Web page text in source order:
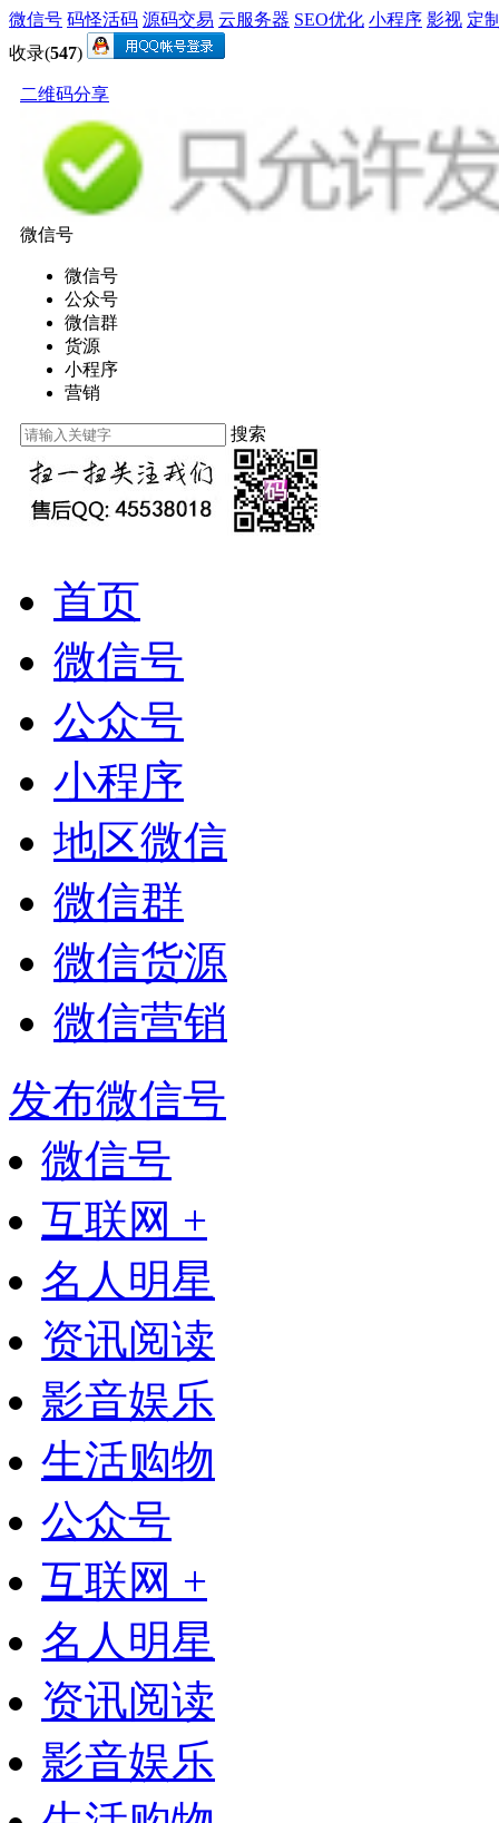
微信号 码怪活码 源码交易 云服务器 SEO优化 小程序 影视 定
收录(547)
二维码分享
微信号
微信号
公众号
微信群
货源
小程序
营销
搜索
首页
微信号
公众号
小程序
地区微信
微信群
微信货源
微信营销
发布微信号
微信号
互联网 +
名人明星
资讯阅读
影音娱乐
生活购物
公众号
互联网 +
名人明星
资讯阅读
影音娱乐